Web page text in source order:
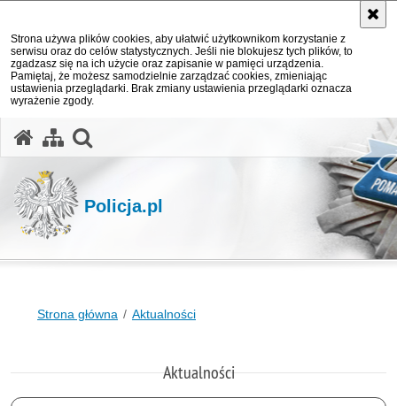
Strona używa plików cookies, aby ułatwić użytkownikom korzystanie z
serwisu oraz do celów statystycznych. Jeśli nie blokujesz tych plików, to
zgadzasz się na ich użycie oraz zapisanie w pamięci urządzenia.
Pamiętaj, że możesz samodzielnie zarządzać cookies, zmieniając
ustawienia przeglądarki. Brak zmiany ustawienia przeglądarki oznacza
wyrażenie zgody.
Policja.pl
Strona główna Aktualności
Aktualności